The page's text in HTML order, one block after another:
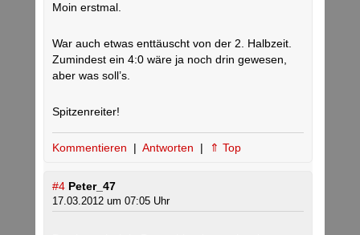
Moin erstmal.
War auch etwas enttäuscht von der 2. Halbzeit.
Zumindest ein 4:0 wäre ja noch drin gewesen,
aber was soll’s.
Spitzenreiter!
Kommentieren | Antworten | ⇑ Top
#4 Peter_47
17.03.2012 um 07:05 Uhr